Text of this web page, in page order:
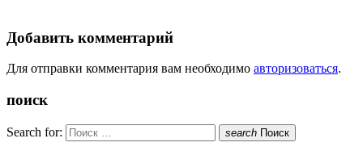
Добавить комментарий
Для отправки комментария вам необходимо авторизоваться.
поиск
Search for: search Поиск